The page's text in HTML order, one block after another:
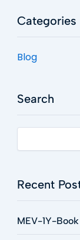
Categories
Blog
Search
Recent
MEV-1Y-Book